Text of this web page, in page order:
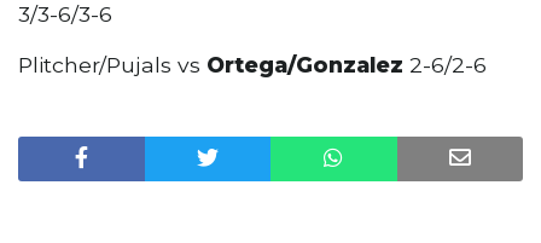
3/3-6/3-6
Plitcher/Pujals vs Ortega/Gonzalez 2-6/2-6